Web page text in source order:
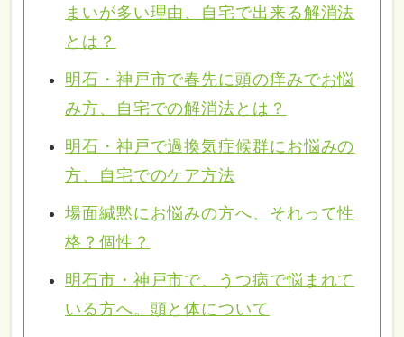
まいが多い理由、自宅で出来る解消法
とは？
明石・神戸市で春先に頭の痒みでお悩
み方、自宅での解消法とは？
明石・神戸で過換気症候群にお悩みの
方、自宅でのケア方法
場面緘黙にお悩みの方へ、それって性
格？個性？
明石市・神戸市で、うつ病で悩まれて
いる方へ。頭と体について